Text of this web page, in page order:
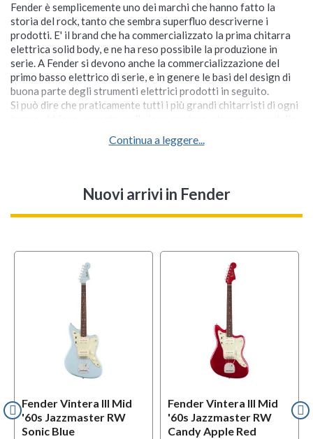
Fender è semplicemente uno dei marchi che hanno fatto la
storia del rock, tanto che sembra superfluo descriverne i
prodotti. E' il brand che ha commercializzato la prima chitarra
elettrica solid body, e ne ha reso possibile la produzione in
serie. A Fender si devono anche la commercializzazione del
primo basso elettrico di serie, e in genere le basi del design di
buona parte degli strumenti elettrici prodotti in seguito.
Si può dire che praticamente tutti i più grandi chitarristi di ogni
secolo di musica sono strettamente legate a questo marchio.
Continua a leggere...
Nuovi arrivi in Fender
Fender Vintera III Mid
'60s Jazzmaster RW
Sonic Blue
Fender Vintera III Mid
'60s Jazzmaster RW
Candy Apple Red